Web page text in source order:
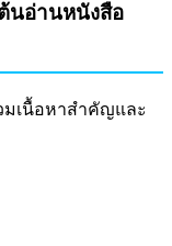
นอ่านหนังสือ
มเนื้อหาสำคัญและ